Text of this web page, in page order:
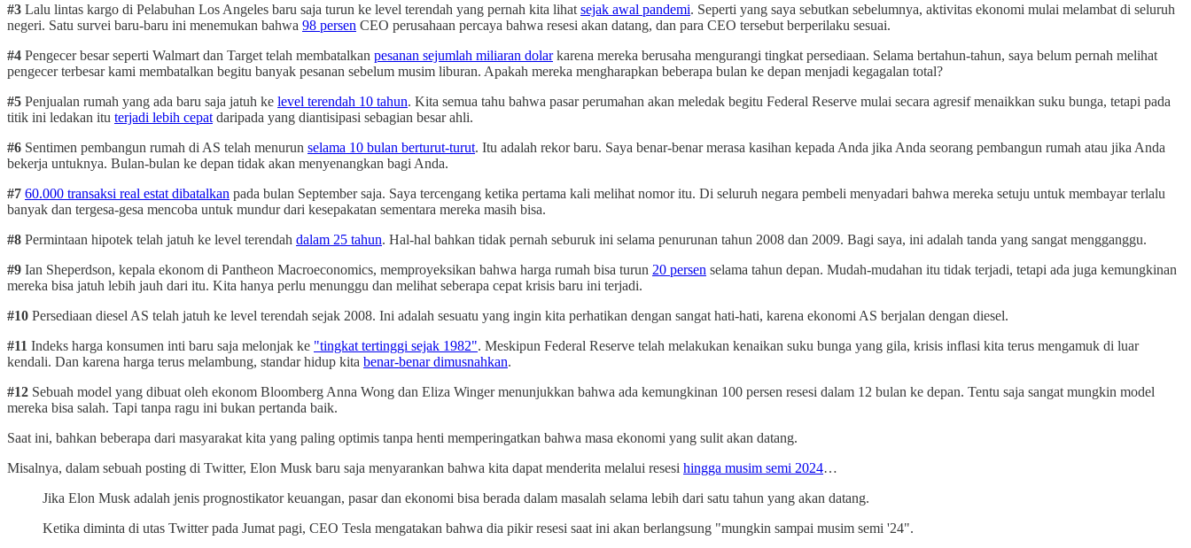
#3 Lalu lintas kargo di Pelabuhan Los Angeles baru saja turun ke level terendah yang pernah kita lihat sejak awal pandemi. Seperti yang saya sebutkan sebelumnya, aktivitas ekonomi mulai melambat di seluruh
negeri. Satu survei baru-baru ini menemukan bahwa 98 persen CEO perusahaan percaya bahwa resesi akan datang, dan para CEO tersebut berperilaku sesuai.
#4 Pengecer besar seperti Walmart dan Target telah membatalkan pesanan sejumlah miliaran dolarkarena mereka berusaha mengurangi tingkat persediaan. Selama bertahun-tahun, saya belum pernah melihat
pengecer terbesar kami membatalkan begitu banyak pesanan sebelum musim liburan. Apakah mereka mengharapkan beberapa bulan ke depan menjadi kegagalan total?
#5 Penjualan rumah yang ada baru saja jatuh ke level terendah 10 tahun. Kita semua tahu bahwa pasar perumahan akan meledak begitu Federal Reserve mulai secara agresif menaikkan suku bunga, tetapi pada
titik ini ledakan itu terjadi lebih cepat daripada yang diantisipasi sebagian besar ahli.
#6 Sentimen pembangun rumah di AS telah menurun selama 10 bulan berturut-turut. Itu adalah rekor baru. Saya benar-benar merasa kasihan kepada Anda jika Anda seorang pembangun rumah atau jika Anda
bekerja untuknya. Bulan-bulan ke depan tidak akan menyenangkan bagi Anda.
#7 60.000 transaksi real estat dibatalkan pada bulan September saja. Saya tercengang ketika pertama kali melihat nomor itu. Di seluruh negara pembeli menyadari bahwa mereka setuju untuk membayar terlalu
banyak dan tergesa-gesa mencoba untuk mundur dari kesepakatan sementara mereka masih bisa.
#8 Permintaan hipotek telah jatuh ke level terendah dalam 25 tahun. Hal-hal bahkan tidak pernah seburuk ini selama penurunan tahun 2008 dan 2009. Bagi saya, ini adalah tanda yang sangat mengganggu.
#9 Ian Sheperdson, kepala ekonom di Pantheon Macroeconomics, memproyeksikan bahwa harga rumah bisa turun 20 persen selama tahun depan. Mudah-mudahan itu tidak terjadi, tetapi ada juga kemungkinan
mereka bisa jatuh lebih jauh dari itu. Kita hanya perlu menunggu dan melihat seberapa cepat krisis baru ini terjadi.
#10 Persediaan diesel AS telah jatuh ke level terendah sejak 2008. Ini adalah sesuatu yang ingin kita perhatikan dengan sangat hati-hati, karena ekonomi AS berjalan dengan diesel.
#11 Indeks harga konsumen inti baru saja melonjak ke "tingkat tertinggi sejak 1982". Meskipun Federal Reserve telah melakukan kenaikan suku bunga yang gila, krisis inflasi kita terus mengamuk di luar
kendali. Dan karena harga terus melambung, standar hidup kita benar-benar dimusnahkan.
#12 Sebuah model yang dibuat oleh ekonom Bloomberg Anna Wong dan Eliza Winger menunjukkan bahwa ada kemungkinan 100 persen resesi dalam 12 bulan ke depan. Tentu saja sangat mungkin model
mereka bisa salah. Tapi tanpa ragu ini bukan pertanda baik.
Saat ini, bahkan beberapa dari masyarakat kita yang paling optimis tanpa henti memperingatkan bahwa masa ekonomi yang sulit akan datang.
Misalnya, dalam sebuah posting di Twitter, Elon Musk baru saja menyarankan bahwa kita dapat menderita melalui resesi hingga musim semi 2024…
Jika Elon Musk adalah jenis prognostikator keuangan, pasar dan ekonomi bisa berada dalam masalah selama lebih dari satu tahun yang akan datang.
Ketika diminta di utas Twitter pada Jumat pagi, CEO Tesla mengatakan bahwa dia pikir resesi saat ini akan berlangsung "mungkin sampai musim semi '24".